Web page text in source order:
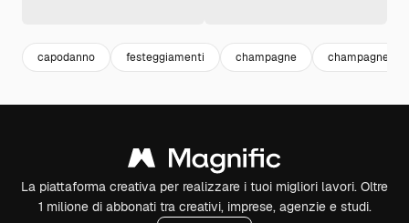
capodanno festeggiamenti champagne champagne
La piattaforma creativa per realizzare i tuoi migliori lavori. Oltre
1 milione di abbonati tra creativi, imprese, agenzie e studi.